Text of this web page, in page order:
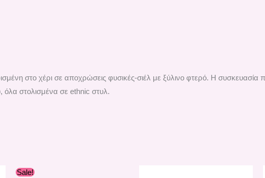
στο χέρι σε αποχρώσεις φυσικές-σιέλ με ξύλινο φτερό. Η συσκευασία
όλα στολισμένα σε ethnic στυλ.
Sale!